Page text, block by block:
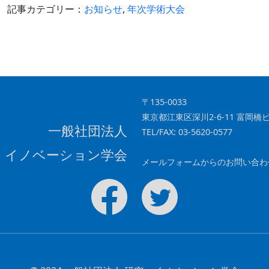
記事カテゴリー： お知らせ, 年次学術大会
一般社団法人
イノベーション学会
〒135-0033
東京都江東区深川2-6-11 富岡橋
TEL/FAX: 03-5620-0577
メールフォームからのお問い合